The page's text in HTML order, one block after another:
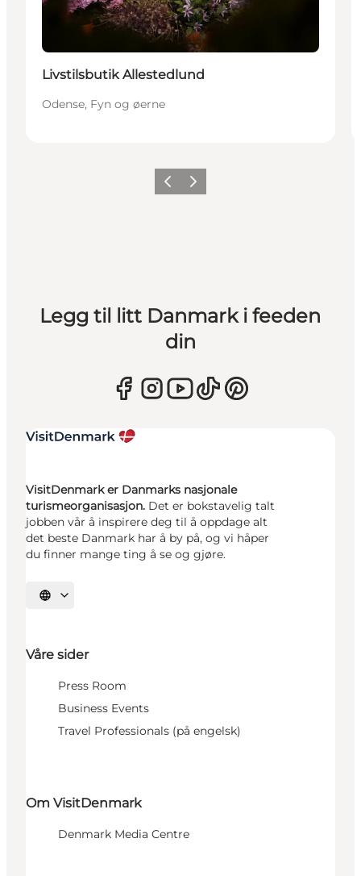
Livstilsbutik Allestedlund
Odense, Fyn og øerne
ForrigeNeste
Legg til litt Danmark i feeden
din
VisitDenmark er Danmarks nasjonale
turismeorganisasjon. Det er bokstavelig talt
jobben vår å inspirere deg til å oppdage alt
det beste Danmark har å by på, og vi håper
du finner mange ting å se og gjøre.
Velg språk
Våre sider
Press Room
Business Events
Travel Professionals (på engelsk)
Om VisitDenmark
Denmark Media Centre